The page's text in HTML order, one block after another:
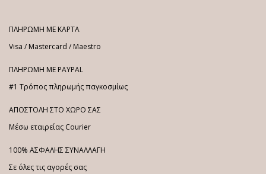
ΠΛΗΡΩΜΗ ΜΕ ΚΑΡΤΑ
Visa / Mastercard / Maestro
ΠΛΗΡΩΜΗ ΜΕ PAYPAL
#1 Τρόπος πληρωμής παγκοσμίως
ΑΠΟΣΤΟΛΗ ΣΤΟ ΧΩΡΟ ΣΑΣ
Μέσω εταιρείας Courier
100% ΑΣΦΑΛΗΣ ΣΥΝΑΛΛΑΓΗ
Σε όλες τις αγορές σας